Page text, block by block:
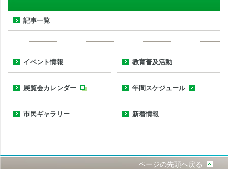
記事一覧
イベント情報 教育普及活動
展覧会カレンダー 年間スケジュール
市民ギャラリー 新着情報
ページの先頭へ戻る